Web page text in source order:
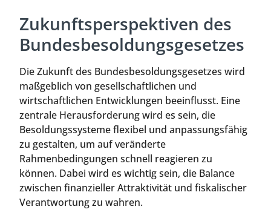
Zukunftsperspektiven des
Bundesbesoldungsgesetzes
Die Zukunft des Bundesbesoldungsgesetzes wird
maßgeblich von gesellschaftlichen und
wirtschaftlichen Entwicklungen beeinflusst. Eine
zentrale Herausforderung wird es sein, die
Besoldungssysteme flexibel und anpassungsfähig
zu gestalten, um auf veränderte
Rahmenbedingungen schnell reagieren zu
können. Dabei wird es wichtig sein, die Balance
zwischen finanzieller Attraktivität und fiskalischer
Verantwortung zu wahren.